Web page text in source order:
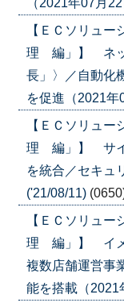
【ＥＣソリュ
理 編」】 ネッ
長」〉／自動化
を促進（2021年
【ＥＣソリュ
理 編」】 サイ
を統合／セキュ
('21/08/11)
【ＥＣソリュ
理 編」】 イメ
複数店舗運営事
能を搭載（2021